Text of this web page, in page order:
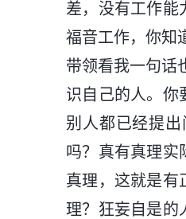
差，没有工作能
福音工作，你知
带领看我一句话
识自己的人。你
别人都已经提
吗？真有真理实
真理，这就是有
理？狂妄自是的